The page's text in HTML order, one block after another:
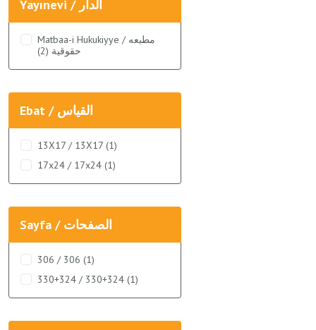
Yayınevi / الدار
Matbaa-i Hukukiyye / مطبعه
حقوقية (2)
Ebat / القياس
13X17 / 13X17 (1)
17x24 / 17x24 (1)
Sayfa / الصفحات
306 / 306 (1)
330+324 / 330+324 (1)